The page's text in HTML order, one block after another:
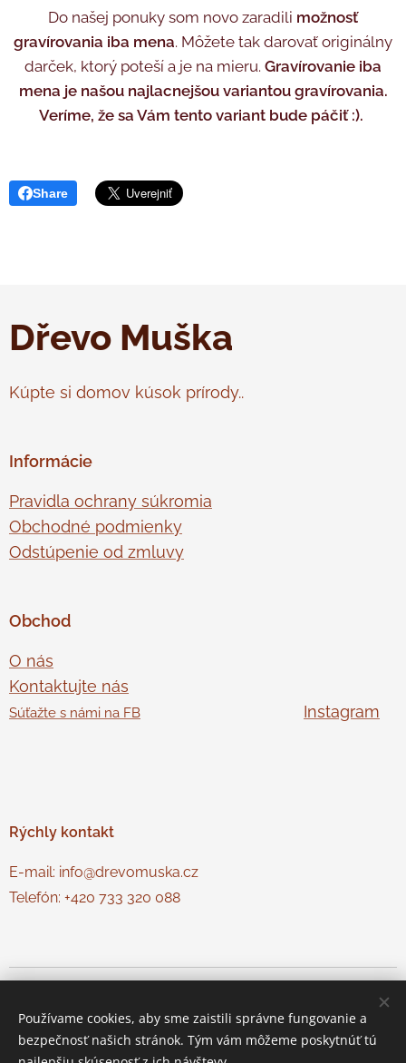
Do našej ponuky som novo zaradili možnosť
gravírovania iba mena. Môžete tak darovať originálny
darček, ktorý poteší a je na mieru. Gravírovanie iba
mena je našou najlacnejšou variantou gravírovania.
Veríme, že sa Vám tento variant bude páčiť :).
Share
Dřevo Muška
Kúpte si domov kúsok prírody..
Informácie
Pravidla ochrany súkromia
Obchodné podmienky
Odstúpenie od zmluvy
Obchod
O nás
Kontaktujte nás
Súťažte s námi na FB Instagram
Rýchly kontakt
E-mail: info@drevomuska.cz
Telefón: +420 733 320 088
Čeština
Slovenčina
Používame cookies, aby sme zaistili správne fungovanie a
bezpečnosť našich stránok. Tým vám môžeme poskytnúť tú